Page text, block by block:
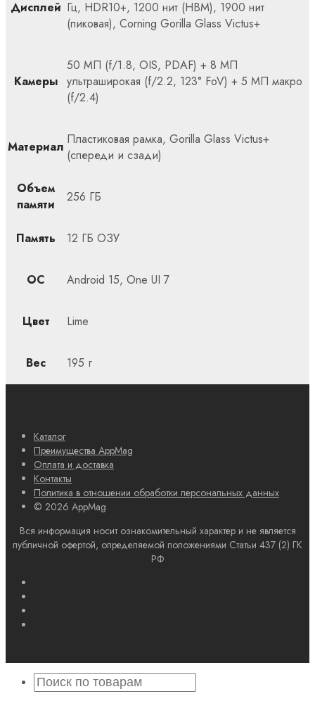
Дисплей Гц, HDR10+, 1200 нит (HBM), 1900 нит
(пиковая), Corning Gorilla Glass Victus+
Камеры
50 МП (f/1.8, OIS, PDAF) + 8 МП
ультраширокая (f/2.2, 123° FoV) + 5 МП макро
(f/2.4)
Материал Пластиковая рамка, Gorilla Glass Victus+
(спереди и сзади)
Объем
памяти
256 ГБ
Память 12 ГБ ОЗУ
ОС Android 15, One UI 7
Цвет Lime
Вес 195 г
Каталог
Преимущества AppMag
Оплата и доставка
Контакты
Политика в отношении обработки персональных данных
© 2026 AppMag
Вся информация носит ознакомительный характер и не является
публичной офертой, определяемой положениями Статьи 437 (2) ГК
РФ